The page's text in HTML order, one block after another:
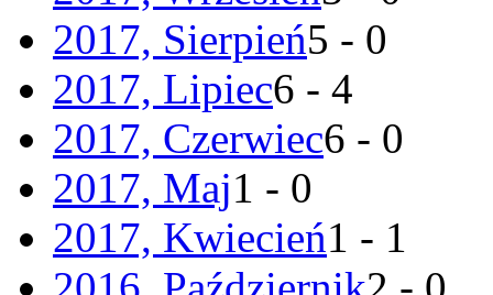
2017, Sierpień5 - 0
2017, Lipiec6 - 4
2017, Czerwiec6 - 0
2017, Maj1 - 0
2017, Kwiecień1 - 1